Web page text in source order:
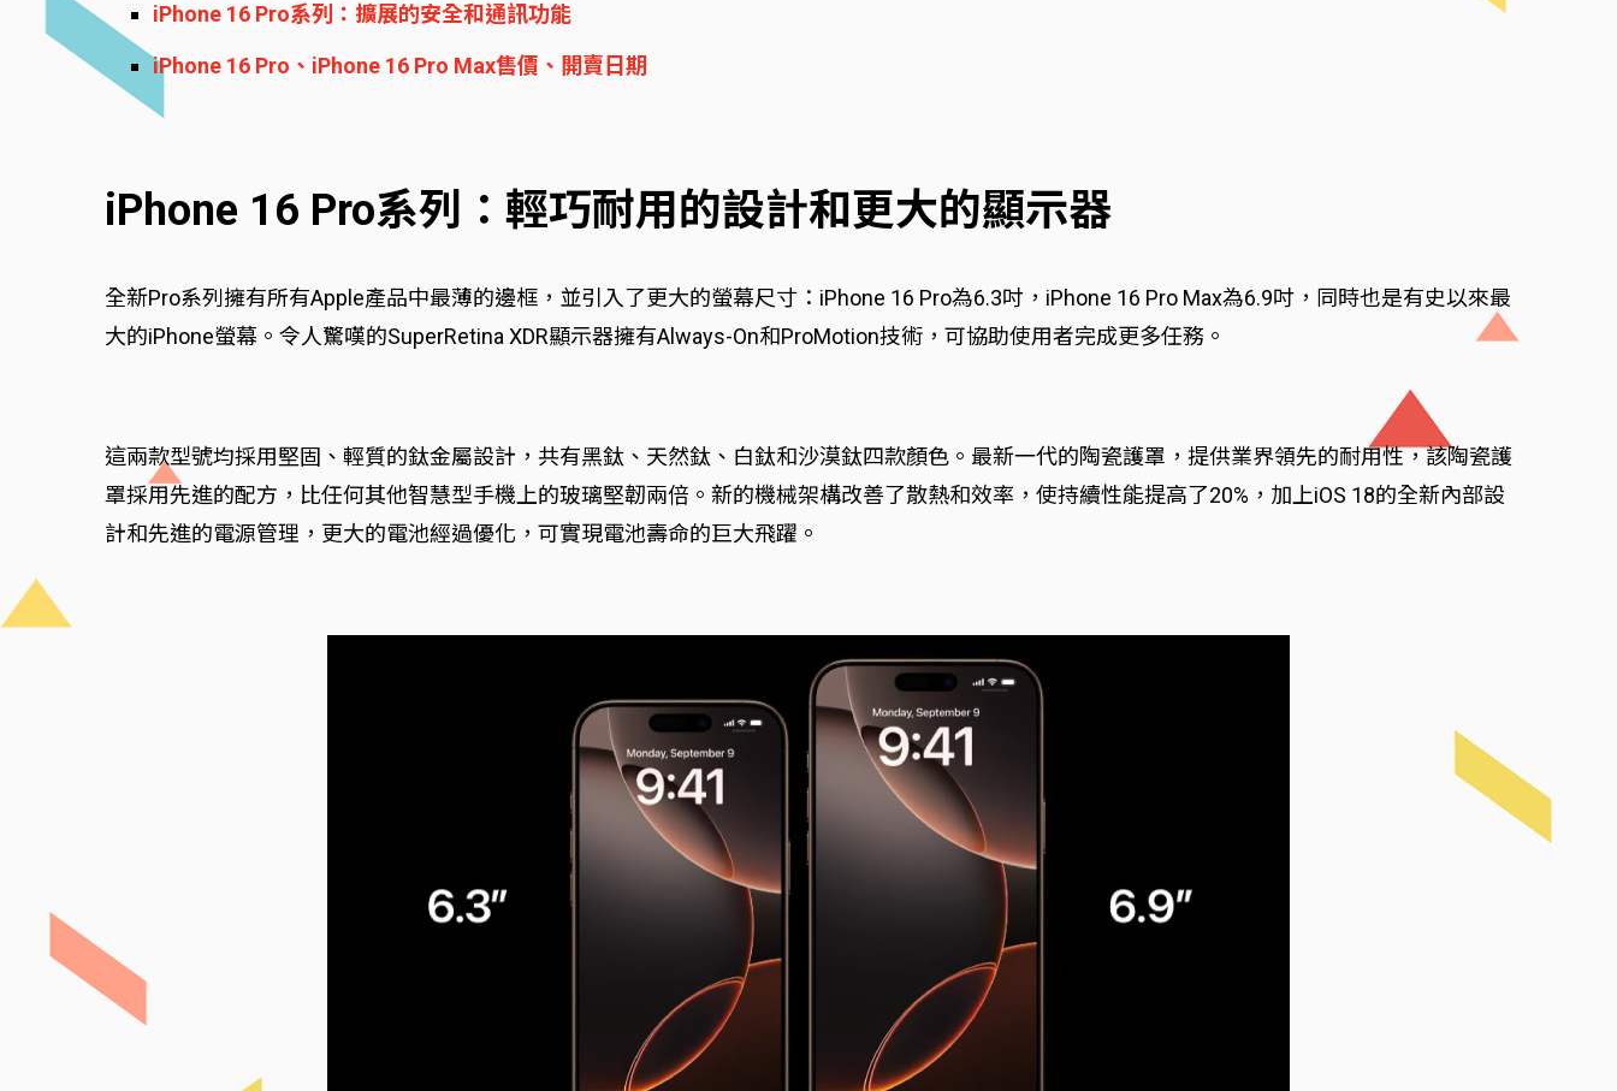
iPhone 16 Pro系列：擴展的安全和通訊功能
iPhone 16 Pro、iPhone 16 Pro Max售價、開賣日期
iPhone 16 Pro系列：輕巧耐用的設計和更大的顯示器
全新Pro系列擁有所有Apple產品中最薄的邊框，並引入了更大的螢幕尺寸：iPhone 16 Pro為6.3吋，iPhone 16 Pro Max為6.9吋，同時也是有史以來最
大的iPhone螢幕。令人驚嘆的SuperRetina XDR顯示器擁有Always-On和ProMotion技術，可協助使用者完成更多任務。
這兩款型號均採用堅固、輕質的鈦金屬設計，共有黑鈦、天然鈦、白鈦和沙漠鈦四款顏色。最新一代的陶瓷護罩，提供業界領先的耐用性，該陶瓷護
罩採用先進的配方，比任何其他智慧型手機上的玻璃堅韌兩倍。新的機械架構改善了散熱和效率，使持續性能提高了20%，加上iOS 18的全新內部設
計和先進的電源管理，更大的電池經過優化，可實現電池壽命的巨大飛躍。